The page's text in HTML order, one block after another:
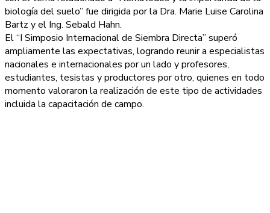
biología del suelo” fue dirigida por la Dra. Marie Luise Carolina
Bartz y el Ing. Sebald Hahn.
El “I Simposio Internacional de Siembra Directa” superó
ampliamente las expectativas, logrando reunir a especialistas
nacionales e internacionales por un lado y profesores,
estudiantes, tesistas y productores por otro, quienes en todo
mo­mento valoraron la realización de este tipo de actividades
incluida la capacitación de campo.